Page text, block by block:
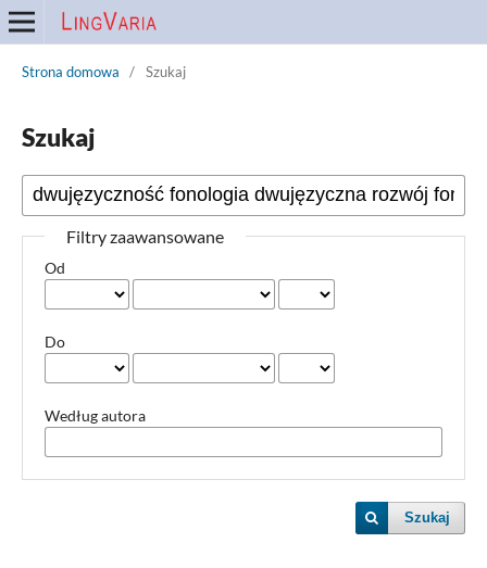
Strona domowa / Szukaj
Szukaj
Filtry zaawansowane
Od
Do
Według autora
Szukaj